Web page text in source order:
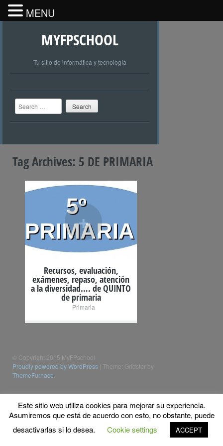
MYFPSCHOOL
Tu sitio de informática y tecnología
Search
Tag Archives: 5 DE PRIMARIA
+
Recursos, evaluación,
exámenes, repaso, atención
a la diversidad…. de QUINTO
de primaria
Primaria
© Copyright 2015 MyFPschool
Proudly powered by WordPress Theme: Gridster by
ThemeFurnace
Este sitio web utiliza cookies para mejorar su experiencia.
Asumiremos que está de acuerdo con esto, no obstante, puede
desactivarlas si lo desea.
Cookie settings ACCEPT
MENU